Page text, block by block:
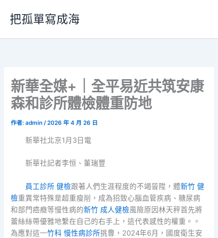
要
把孤單寫成海
新華全媒+｜全平易近共筑安康
森和診所體檢體重防地
作者:admin/2026 年 4 月 26 日
新華社北京1月3日電
新華社記者李恒、董瑞豐
員工診所 健檢跟著人們生涯程度的不竭晉陞，體新竹 健
檢重異常特殊是超重瘦削，成為招致心腦血管疾病、糖尿病
和部門癌癥等慢性病的新竹 成人健檢風險原因林天秤首先將
蕾絲絲帶優雅地繫在自己的右手上，這代表感性的權重。。
為應對這一竹科 慢性病診所挑釁，2024年6月，國度衛生安